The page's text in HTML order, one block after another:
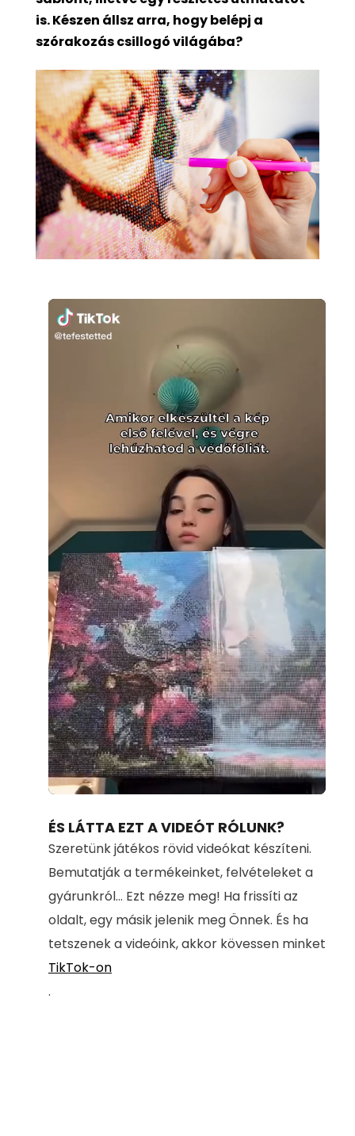
is. Készen állsz arra, hogy belépj a
szórakozás csillogó világába?
Unmute
100.00%
ÉS LÁTTA EZT A VIDEÓT RÓLUNK?
Szeretünk játékos rövid videókat készíteni.
Bemutatják a termékeinket, felvételeket a
gyárunkról... Ezt nézze meg! Ha frissíti az
oldalt, egy másik jelenik meg Önnek. És ha
tetszenek a videóink, akkor kövessen minket
TikTok-on
.